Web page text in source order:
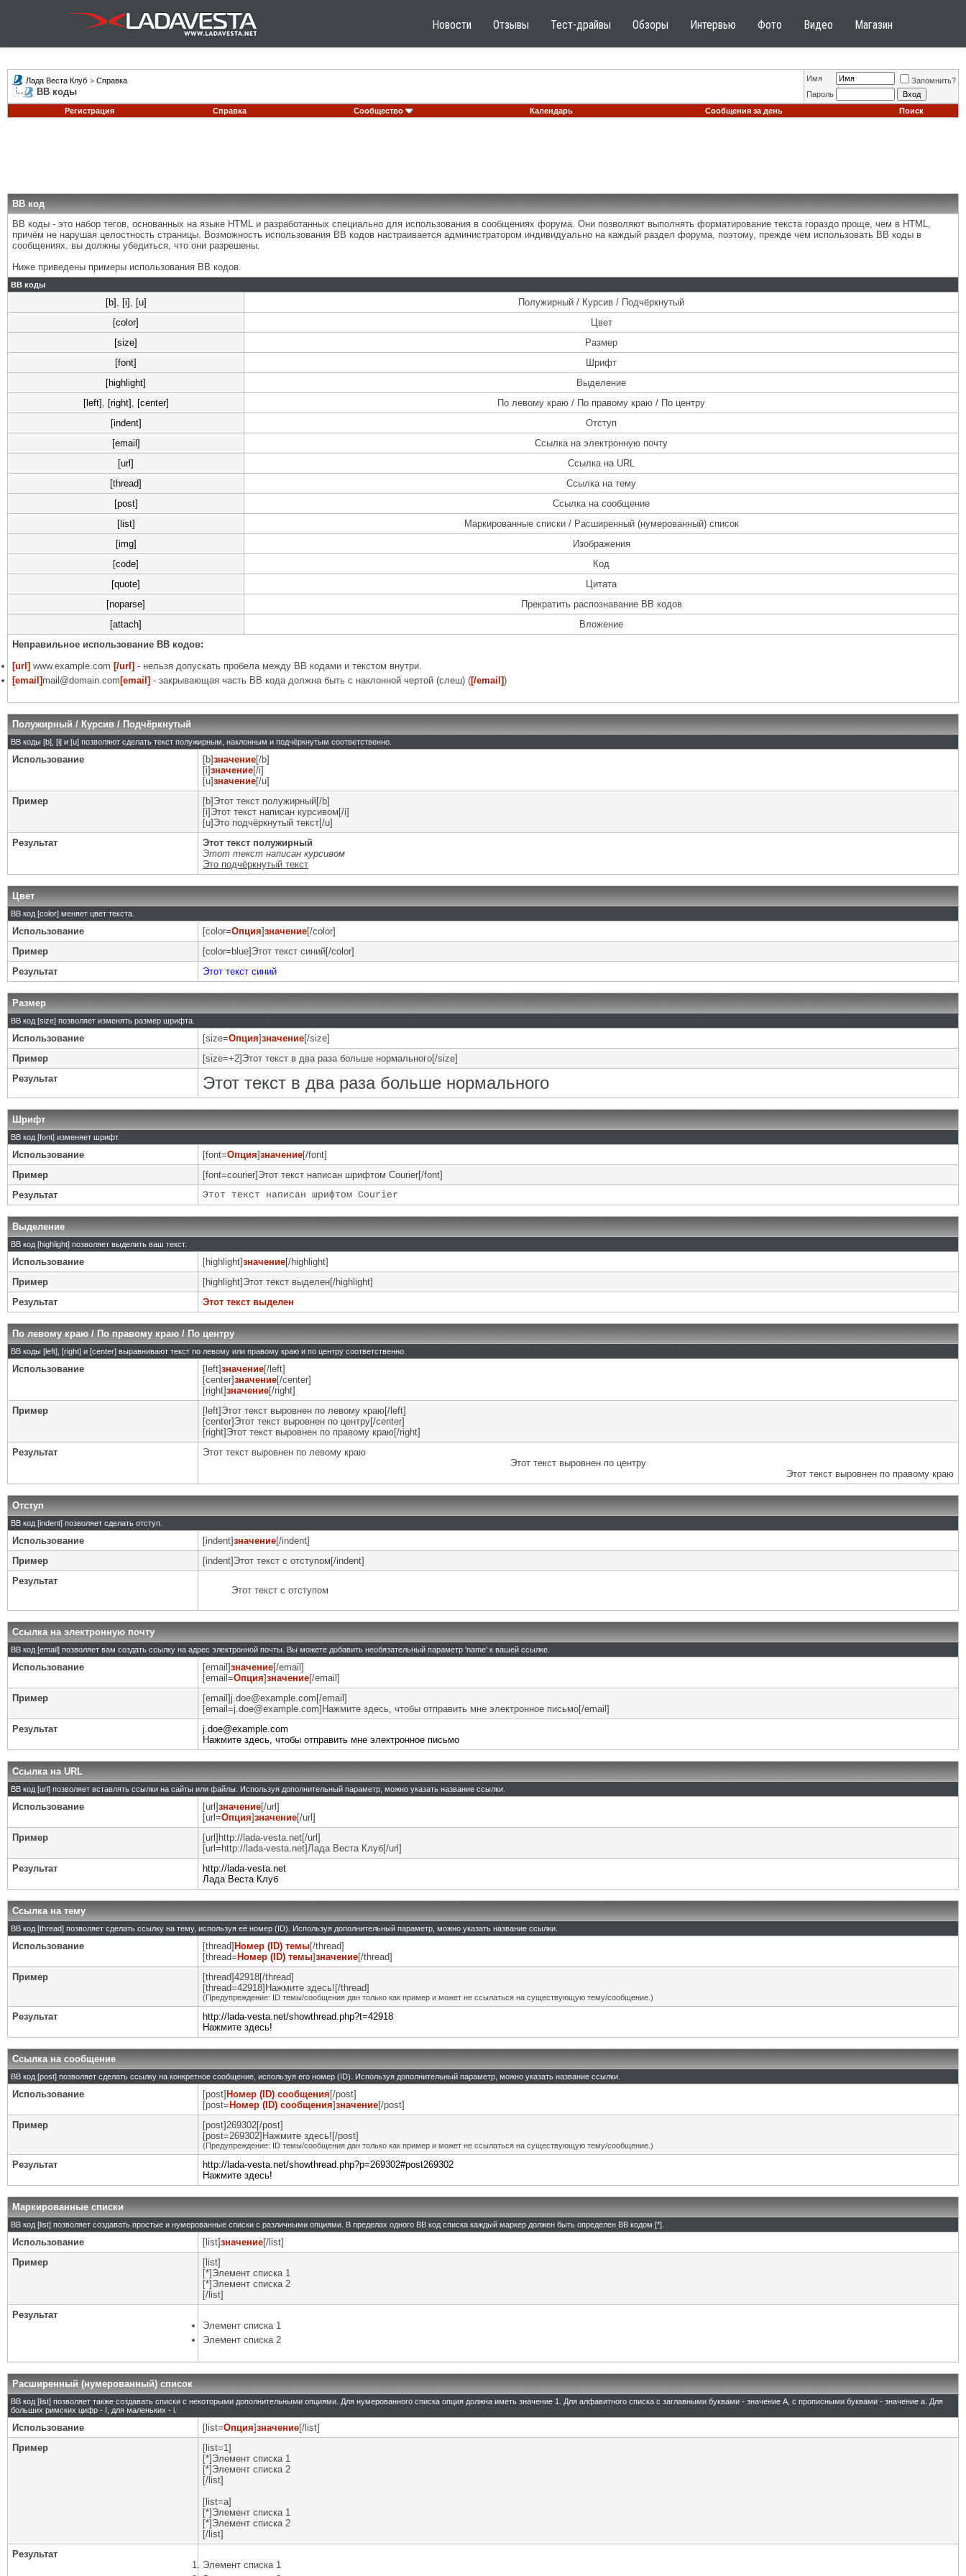
Новости Отзывы Тест-драйвы Обзоры Интервью Фото Видео Магазин
Лада Веста Клуб > Справка
BB коды
Имя
Запомнить?
Пароль
Регистрация
Справка Сообщество Календарь Сообщения за день Поиск
BB код
BB коды - это набор тегов, основанных на языке HTML и разработанных специально для использования в сообщениях форума. Они позволяют выполнять форматирование текста гораздо проще, чем в HTML,
причём не нарушая целостность страницы. Возможность использования BB кодов настраивается администратором индивидуально на каждый раздел форума, поэтому, прежде чем использовать BB коды в
сообщениях, вы должны убедиться, что они разрешены.
Ниже приведены примеры использования BB кодов.
BB коды
[b] , [i] , [u]
Полужирный / Курсив / Подчёркнутый
[color]
Цвет
[size]
Размер
[font]
Шрифт
[highlight]
Выделение
[left] , [right] , [center]
По левому краю / По правому краю / По центру
[indent]
Отступ
[email]
Ссылка на электронную почту
[url]
Ссылка на URL
[thread]
Ссылка на тему
[post]
Ссылка на сообщение
[list]
Маркированные списки / Расширенный (нумерованный) список
[img]
Изображения
[code]
Код
[quote]
Цитата
[noparse]
Прекратить распознавание BB кодов
[attach]
Вложение
Неправильное использование BB кодов:
[url] www.example.com [/url] - нельзя допускать пробела между BB кодами и текстом внутри.
[email] mail@domain.com [email] - закрывающая часть BB кода должна быть с наклонной чертой (слеш) ([/email])
Полужирный / Курсив / Подчёркнутый
BB коды [b], [i] и [u] позволяют сделать текст полужирным, наклонным и подчёркнутым соответственно.
Использование [b]значение[/b]
[i]значение[/i]
[u]значение[/u]
Пример
[b]Этот текст полужирный[/b]
[i]Этот текст написан курсивом[/i]
[u]Это подчёркнутый текст[/u]
Результат
Этот текст полужирный
Этот текст написан курсивом
Это подчёркнутый текст
Цвет
BB код [color] меняет цвет текста.
Использование [color=Опция]значение[/color]
Пример
[color=blue]Этот текст синий[/color]
Результат
Этот текст синий
Размер
BB код [size] позволяет изменять размер шрифта.
Использование [size=Опция]значение[/size]
Пример
[size=+2]Этот текст в два раза больше нормального[/size]
Результат
Этот текст в два раза больше нормального
Шрифт
BB код [font] изменяет шрифт.
Использование [font=Опция]значение[/font]
Пример
[font=courier]Этот текст написан шрифтом Courier[/font]
Результат
Этот текст написан шрифтом Courier
Выделение
BB код [highlight] позволяет выделить ваш текст.
Использование [highlight]значение[/highlight]
Пример
[highlight]Этот текст выделен[/highlight]
Результат
Этот текст выделен
По левому краю / По правому краю / По центру
BB коды [left], [right] и [center] выравнивают текст по левому или правому краю и по центру соответственно.
Использование [left]значение[/left]
[center]значение[/center]
[right]значение[/right]
Пример
[left]Этот текст выровнен по левому краю[/left]
[center]Этот текст выровнен по центру[/center]
[right]Этот текст выровнен по правому краю[/right]
Результат
Этот текст выровнен по левому краю
Этот текст выровнен по центру
Этот текст выровнен по правому краю
Отступ
BB код [indent] позволяет сделать отступ.
Использование [indent]значение[/indent]
Пример
[indent]Этот текст с отступом[/indent]
Результат
Этот текст с отступом
Ссылка на электронную почту
BB код [email] позволяет вам создать ссылку на адрес электронной почты. Вы можете добавить необязательный параметр 'name' к вашей ссылке.
Использование [email]значение[/email]
[email=Опция]значение[/email]
Пример
[email]j.doe@example.com[/email]
[email=j.doe@example.com]Нажмите здесь, чтобы отправить мне электронное письмо[/email]
Результат
j.doe@example.com
Нажмите здесь, чтобы отправить мне электронное письмо
Ссылка на URL
BB код [url] позволяет вставлять ссылки на сайты или файлы. Используя дополнительный параметр, можно указать название ссылки.
Использование [url]значение[/url]
[url=Опция]значение[/url]
Пример
[url]http://lada-vesta.net[/url]
[url=http://lada-vesta.net]Лада Веста Клуб[/url]
Результат
http://lada-vesta.net
Лада Веста Клуб
Ссылка на тему
BB код [thread] позволяет сделать ссылку на тему, используя её номер (ID). Используя дополнительный параметр, можно указать название ссылки.
Использование [thread] Номер (ID) темы[/thread]
[thread= Номер (ID) темы]значение[/thread]
Пример
[thread]42918[/thread]
[thread=42918]Нажмите здесь![/thread]
(Предупреждение: ID темы/сообщения дан только как пример и может не ссылаться на существующую тему/сообщение.)
Результат
http://lada-vesta.net/showthread.php?t=42918
Нажмите здесь!
Ссылка на сообщение
BB код [post] позволяет сделать ссылку на конкретное сообщение, используя его номер (ID). Используя дополнительный параметр, можно указать название ссылки.
Использование [post] Номер (ID) сообщения [/post]
[post= Номер (ID) сообщения]значение[/post]
Пример
[post]269302[/post]
[post=269302]Нажмите здесь![/post]
(Предупреждение: ID темы/сообщения дан только как пример и может не ссылаться на существующую тему/сообщение.)
Результат
http://lada-vesta.net/showthread.php?p=269302#post269302
Нажмите здесь!
Маркированные списки
BB код [list] позволяет создавать простые и нумерованные списки с различными опциями. В пределах одного BB код списка каждый маркер должен быть определен BB кодом [*].
Использование [list]значение[/list]
Пример
[list]
[*]Элемент списка 1
[*]Элемент списка 2
[/list]
Результат
Элемент списка 1
Элемент списка 2
Расширенный (нумерованный) список
BB код [list] позволяет также создавать списки с некоторыми дополнительными опциями. Для нумерованного списка опция должна иметь значение 1. Для алфавитного списка с заглавными буквами - значение A, с прописными буквами - значение а. Для
больших римских цифр - I, для маленьких - i.
Использование [list=Опция]значение[/list]
Пример
[list=1]
[*]Элемент списка 1
[*]Элемент списка 2
[/list]
[list=a]
[*]Элемент списка 1
[*]Элемент списка 2
[/list]
Результат
Элемент списка 1